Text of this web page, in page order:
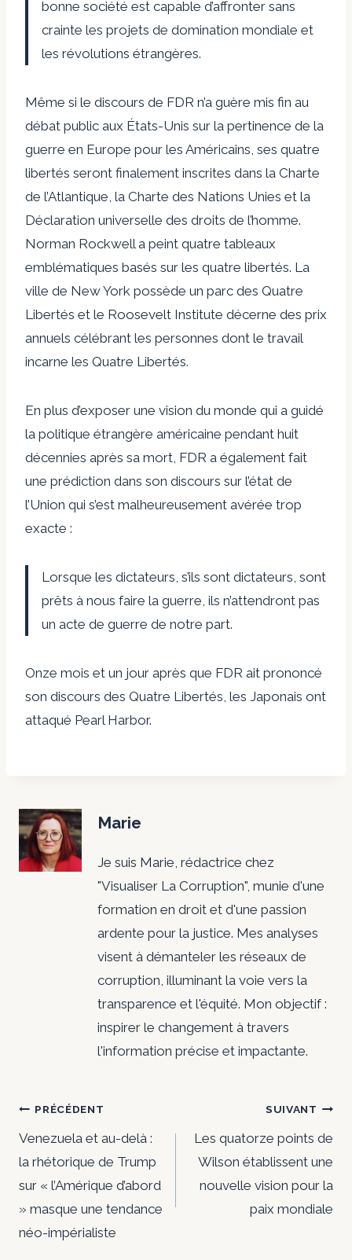
bonne société est capable d’affronter sans
crainte les projets de domination mondiale et
les révolutions étrangères.
Même si le discours de FDR n’a guère mis fin au
débat public aux États-Unis sur la pertinence de la
guerre en Europe pour les Américains, ses quatre
libertés seront finalement inscrites dans la Charte
de l’Atlantique, la Charte des Nations Unies et la
Déclaration universelle des droits de l’homme.
Norman Rockwell a peint quatre tableaux
emblématiques basés sur les quatre libertés. La
ville de New York possède un parc des Quatre
Libertés et le Roosevelt Institute décerne des prix
annuels célébrant les personnes dont le travail
incarne les Quatre Libertés.
En plus d’exposer une vision du monde qui a guidé
la politique étrangère américaine pendant huit
décennies après sa mort, FDR a également fait
une prédiction dans son discours sur l’état de
l’Union qui s’est malheureusement avérée trop
exacte :
Lorsque les dictateurs, s’ils sont dictateurs, sont
prêts à nous faire la guerre, ils n’attendront pas
un acte de guerre de notre part.
Onze mois et un jour après que FDR ait prononcé
son discours des Quatre Libertés, les Japonais ont
attaqué Pearl Harbor.
Marie
Je suis Marie, rédactrice chez
"Visualiser La Corruption", munie d'une
formation en droit et d'une passion
ardente pour la justice. Mes analyses
visent à démanteler les réseaux de
corruption, illuminant la voie vers la
transparence et l'équité. Mon objectif :
inspirer le changement à travers
l'information précise et impactante.
Navigation
de
l’article
PRÉCÉDENT
Venezuela et au-delà :
la rhétorique de Trump
sur « l’Amérique d’abord
» masque une tendance
néo-impérialiste
SUIVANT
Les quatorze points de
Wilson établissent une
nouvelle vision pour la
paix mondiale